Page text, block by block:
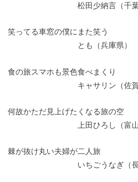
松田少納言（千葉
笑ってる車窓の僕にまた笑う
とも（兵庫県）
食の旅スマホも景色食べまくり
キャサリン（佐賀
何故かただ見上げたくなる旅の空
上田ひろし（富山
棘が抜け丸い夫婦が二人旅
いちごうなぎ（長野